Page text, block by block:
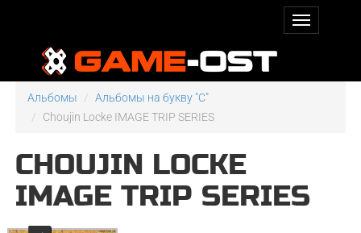
Альбомы
Альбомы на букву "C"
Choujin Locke IMAGE TRIP SERIES
CHOUJIN LOCKE
IMAGE TRIP SERIES